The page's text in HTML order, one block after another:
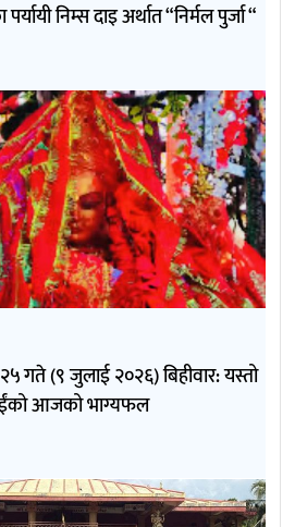
निम्स दाइ अर्थात “निर्मल पुर्जा “
गते (९ जुलाई २०२६) बिहीवार: यस्तो
आजको भाग्यफल